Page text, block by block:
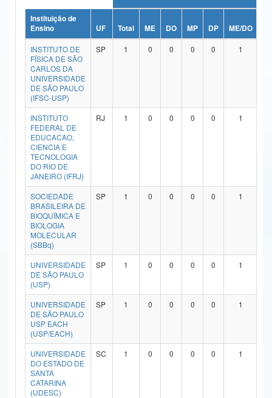
Ministério da Ciência, Tecnologia, Inovações e Comunicações
Ministério do Meio Ambiente
Ministério do Turismo
Ministério do Desenvolvimento Regional
Ministério da Mulher, da Família e dos Direitos Humanos
Secretaria-Geral
Secretaria de Governo
Gabinete de Segurança Institucional
Advocacia-Geral da União
Banco Central do Brasil
Instituição de
Ensino
UF Total ME DO MP DP ME/DO
INSTITUTO DE
FÍSICA DE SÃO
CARLOS DA
UNIVERSIDADE
DE SÃO PAULO
(IFSC-USP)
SP 1 0 0 0 0 1
INSTITUTO
FEDERAL DE
EDUCACAO,
CIENCIA E
TECNOLOGIA
DO RIO DE
JANEIRO (IFRJ)
RJ 1 0 0 0 0 1
SOCIEDADE
BRASILEIRA DE
BIOQUÍMICA E
BIOLOGIA
MOLECULAR
(SBBq)
SP 1 0 0 0 0 1
UNIVERSIDADE
DE SÃO PAULO
(USP)
SP 1 0 0 0 0 1
UNIVERSIDADE
DE SÃO PAULO
USP EACH
(USP/EACH)
SP 1 0 0 0 0 1
UNIVERSIDADE
DO ESTADO DE
SANTA
CATARINA
(UDESC)
SC 1 0 0 0 0 1